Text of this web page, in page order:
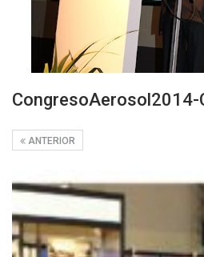
CongresoAerosol2014-
ANTERIOR